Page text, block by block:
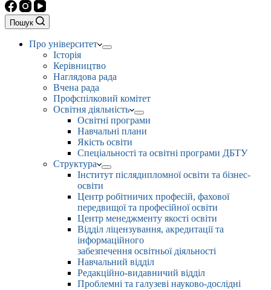
Пошук
Про університет
Історія
Керівництво
Наглядова рада
Вчена рада
Профспілковий комітет
Освітня діяльність
Освітні програми
Навчальні плани
Якість освіти
Спеціальності та освітні програми ДБТУ
Структура
Інститут післядипломної освіти та бізнес-
освіти
Центр робітничих професій, фахової
передвищої та професійної освіти
Центр менеджменту якості освіти
Відділ ліцензування, акредитації та
інформаційного
забезпечення освітньої діяльності
Навчальний відділ
Редакційно-видавничий відділ
Проблемні та галузеві науково-дослідні